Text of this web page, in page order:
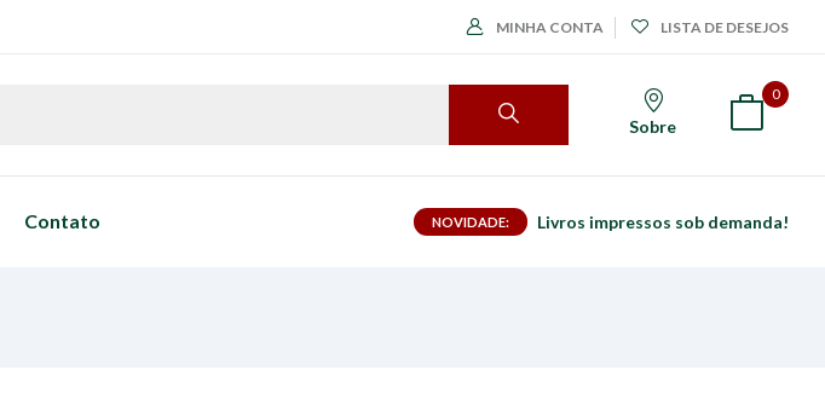
MINHA CONTA LISTA DE DESEJOS
Sobre
0
Contato NOVIDADE: Livros impressos sob demanda!